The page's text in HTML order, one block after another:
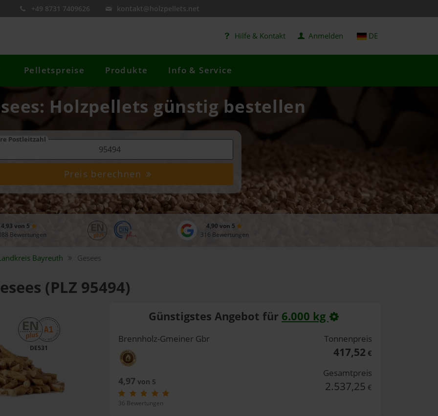
+49 8731 7409626 kontakt@holzpellets.net
Hilfe & Kontakt Anmelden DE
Pelletspreise Produkte Info & Service
Holzpellets günstig bestellen
Postleitzahl
Preis berechnen
4,93 von 5
Bewertungen
4,90 von 5
316 Bewertungen
Bayreuth Gesees
(PLZ 95494)
DE531
Günstigstes Angebot für 6.000 kg
Brennholz-Gmeiner Gbr
4,97von 5
36 Bewertungen
Tonnenpreis
417,52 €
Gesamtpreis
2.537,25 €